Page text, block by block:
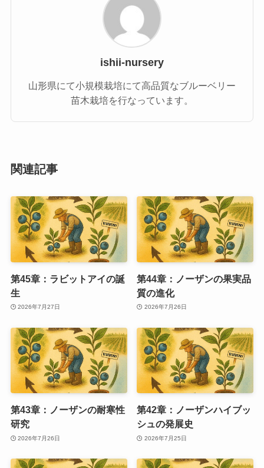
ishii-nursery
山形県にて小規模栽培にて高品質なブルーベリー
苗木栽培を行なっています。
関連記事
第45章：ラビットアイの誕
生
2026年7月27日
第44章：ノーザンの果実品
質の進化
2026年7月26日
第43章：ノーザンの耐寒性
研究
2026年7月26日
第42章：ノーザンハイブッ
シュの発展史
2026年7月25日